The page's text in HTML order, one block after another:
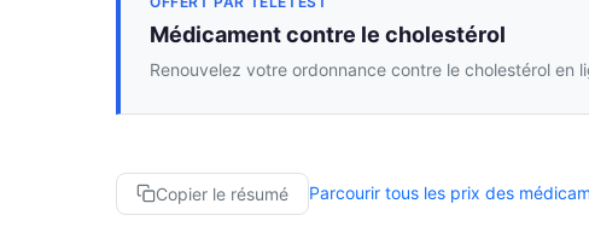
Médicament contre le cholestérol
Renouvelez votre ordonnance contre le cholestérol en
Copier le résumé Parcourir tous les prix des